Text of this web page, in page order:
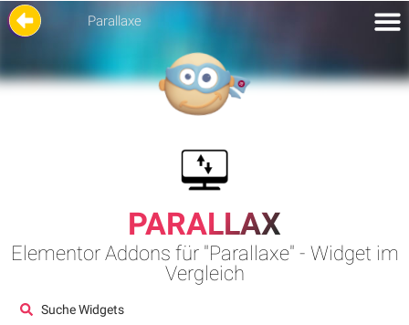
Parallaxe
PARALLAX
Elementor Addons für "Parallaxe" - Widget im
Vergleich
Suche Widgets